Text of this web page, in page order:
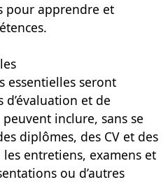
pour apprendre et
essentielles seront
d’évaluation et de
inclure, sans se
diplômes, des CV et des
entretiens, examens et
ou d’autres